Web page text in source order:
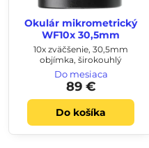
Okulár mikrometrický
WF10x 30,5mm
10x zväčšenie, 30,5mm
objímka, širokouhlý
Do mesiaca
89 €
Do košíka